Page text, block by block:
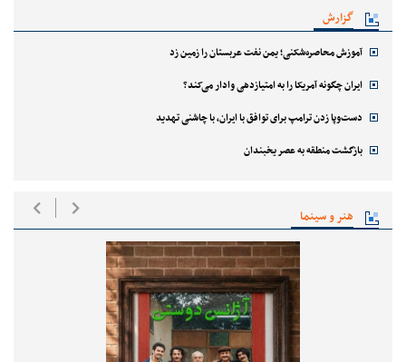
گزارش
آموزش محاصره‌شکنی؛ یمن نفت عربستان را زمین زد
ایران چگونه آمریکا را به امتیازدهی وادار می‌کند؟
دست‌وپا زدن ترامپ برای توافق با ایران، با چاشنی تهدید
بازگشت منطقه به عصر یخبندان
هنر و سینما